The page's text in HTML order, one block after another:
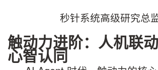
秒针系统高级研究总
触动力进阶：人机联动
心智认同